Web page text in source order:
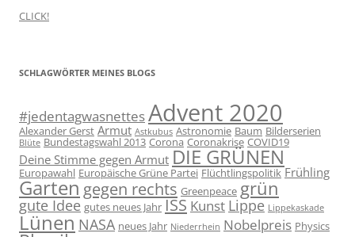
CLICK!
SCHLAGWÖRTER MEINES BLOGS
#jedentagwasnettesAdvent 2020
Alexander Gerst Armut Astkubus Astronomie Baum Bilderserien
Blüte Bundestagswahl 2013 Corona Coronakrise COVID19
Deine Stimme gegen Armut DIE GRÜNEN
Europawahl Europäische Grüne Partei Flüchtlingspolitik Frühling
Garten gegen rechts Greenpeace grün
gute Idee gutes neues Jahr ISS Kunst Lippe Lippekaskade
Lünen NASA neues Jahr Niederrhein Nobelpreis Physics